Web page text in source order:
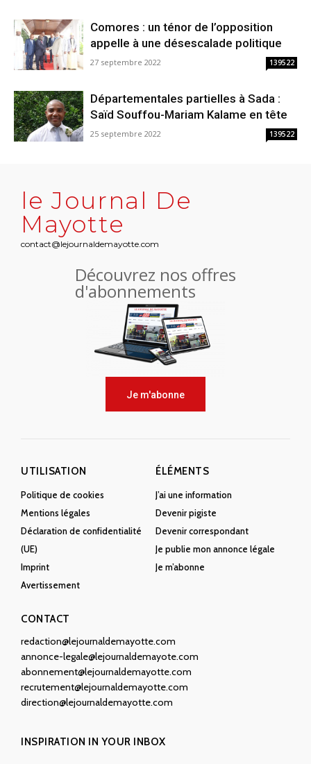
Comores : un ténor de l’opposition
appelle à une désescalade politique
27 septembre 2022 139522
Départementales partielles à Sada :
Saïd Souffou-Mariam Kalame en tête
25 septembre 2022 139522
le Journal De
Mayotte
contact@lejournaldemayotte.com
Découvrez nos offres
d'abonnements
Je m'abonne
UTILISATION
Politique de cookies
Mentions légales
Déclaration de confidentialité
(UE)
Imprint
Avertissement
ÉLÉMENTS
J’ai une information
Devenir pigiste
Devenir correspondant
Je publie mon annonce légale
Je m’abonne
CONTACT
redaction@lejournaldemayotte.com
annonce-legale@lejournaldemayote.com
abonnement@lejournaldemayotte.com
recrutement@lejournaldemayotte.com
direction@lejournaldemayotte.com
INSPIRATION IN YOUR INBOX